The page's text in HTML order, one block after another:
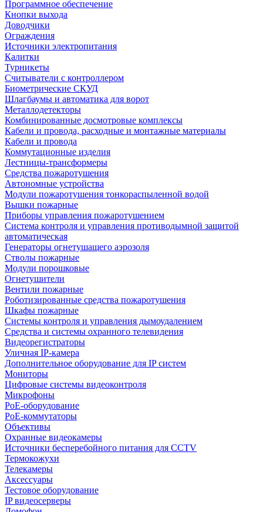
Программное обеспечение
Кнопки выхода
Доводчики
Ограждения
Источники электропитания
Калитки
Турникеты
Считыватели с контроллером
Биометрические СКУД
Шлагбаумы и автоматика для ворот
Металлодетекторы
Комбинированные досмотровые комплексы
Кабели и провода, расходные и монтажные материалы
Кабели и провода
Коммутационные изделия
Лестницы-трансформеры
Средства пожаротушения
Автономные устройства
Модули пожаротушения тонкораспыленной водой
Вышки пожарные
Приборы управления пожаротушением
Система контроля и управления противодымной защитой
автоматическая
Генераторы огнетушащего аэрозоля
Стволы пожарные
Модули порошковые
Огнетушители
Вентили пожарные
Роботизированные средства пожаротушения
Шкафы пожарные
Системы контроля и управления дымоудалением
Средства и системы охранного телевидения
Видеорегистраторы
Уличная IP-камера
Дополнительное оборудование для IP систем
Мониторы
Цифровые системы видеоконтроля
Микрофоны
PoE-оборудование
PoE-коммутаторы
Объективы
Охранные видеокамеры
Источники бесперебойного питания для CCTV
Термокожухи
Телекамеры
Аксессуары
Тестовое оборудование
IP видеосерверы